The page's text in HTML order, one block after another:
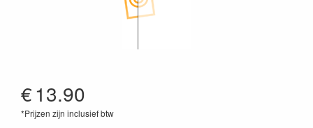
€13.90
*Prijzen zijn inclusief btw